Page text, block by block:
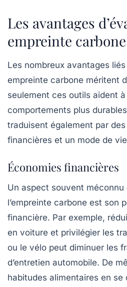
Les avantages
empreinte carbone
Les nombreux avantages
empreinte carbone méritent
seulement ces outils aident
comportements plus
traduisent également par
financières et un mode de
Économies financières
Un aspect souvent méconnu
l’empreinte carbone est son
financière. Par exemple,
en voiture et privilégier les
ou le vélo peut diminuer les
d’entretien automobile. De
habitudes alimentaires en